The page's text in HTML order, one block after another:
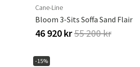
Cane-Line
Bloom 3-Sits Soffa Sand Flair
46 920 kr55 200 kr
-15%